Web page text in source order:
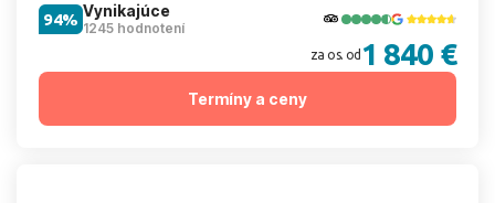
Vynikajúce
1245 hodnotení
94%
za os. od 1 840 €
Termíny a ceny